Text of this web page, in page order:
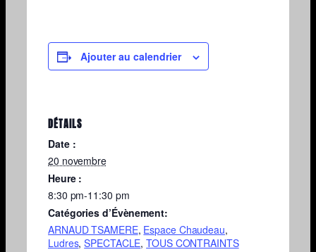
Ajouter au calendrier
DÉTAILS
Date :
20 novembre
Heure :
8:30 pm-11:30 pm
Catégories d’Évènement:
ARNAUD TSAMERE, Espace Chaudeau,
Ludres,SPECTACLE,TOUS CONTRAINTS